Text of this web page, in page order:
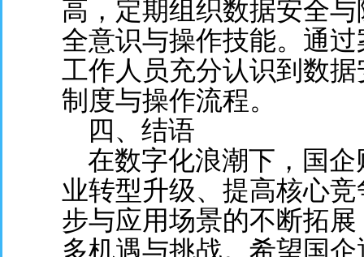
高，定期组织数据安全
全意识与操作技能。通
工作人员充分认识到数
制度与操作流程。
四、结语
在数字化浪潮下，国企
业转型升级、提高核心
步与应用场景的不断拓
多机遇与挑战。希望国